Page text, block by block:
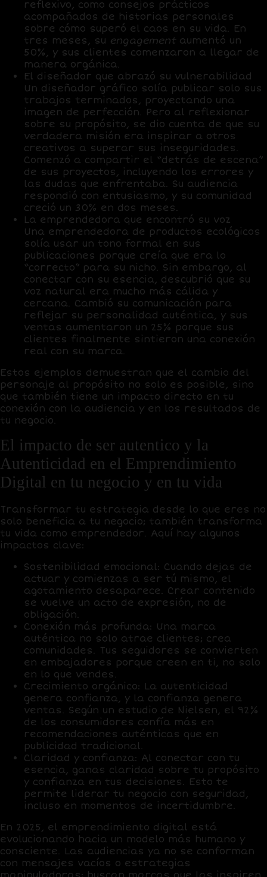
reflexivo, como consejos prácticos
acompañados de historias personales
sobre cómo superó el caos en su vida. En
tres meses, su engagement aumentó un
50%, y sus clientes comenzaron a llegar de
manera orgánica.
El diseñador que abrazó su vulnerabilidad
Un diseñador gráfico solía publicar solo sus
trabajos terminados, proyectando una
imagen de perfección. Pero al reflexionar
sobre su propósito, se dio cuenta de que su
verdadera misión era inspirar a otros
creativos a superar sus inseguridades.
Comenzó a compartir el “detrás de escena”
de sus proyectos, incluyendo los errores y
las dudas que enfrentaba. Su audiencia
respondió con entusiasmo, y su comunidad
creció un 30% en dos meses.
La emprendedora que encontró su voz
Una emprendedora de productos ecológicos
solía usar un tono formal en sus
publicaciones porque creía que era lo
“correcto” para su nicho. Sin embargo, al
conectar con su esencia, descubrió que su
voz natural era mucho más cálida y
cercana. Cambió su comunicación para
reflejar su personalidad auténtica, y sus
ventas aumentaron un 25% porque sus
clientes finalmente sintieron una conexión
real con su marca.
Estos ejemplos demuestran que el cambio del
personaje al propósito no solo es posible, sino
que también tiene un impacto directo en tu
conexión con la audiencia y en los resultados de
tu negocio.
El impacto de ser autentico y la
Autenticidad en el Emprendimiento
Digital en tu negocio y en tu vida
Transformar tu estrategia desde lo que eres no
solo beneficia a tu negocio; también transforma
tu vida como emprendedor. Aquí hay algunos
impactos clave:
Sostenibilidad emocional: Cuando dejas de
actuar y comienzas a ser tú mismo, el
agotamiento desaparece. Crear contenido
se vuelve un acto de expresión, no de
obligación.
Conexión más profunda: Una marca
auténtica no solo atrae clientes; crea
comunidades. Tus seguidores se convierten
en embajadores porque creen en ti, no solo
en lo que vendes.
Crecimiento orgánico: La autenticidad
genera confianza, y la confianza genera
ventas. Según un estudio de Nielsen, el 92%
de los consumidores confía más en
recomendaciones auténticas que en
publicidad tradicional.
Claridad y confianza: Al conectar con tu
esencia, ganas claridad sobre tu propósito
y confianza en tus decisiones. Esto te
permite liderar tu negocio con seguridad,
incluso en momentos de incertidumbre.
En 2025, el emprendimiento digital está
evolucionando hacia un modelo más humano y
consciente. Las audiencias ya no se conforman
con mensajes vacíos o estrategias